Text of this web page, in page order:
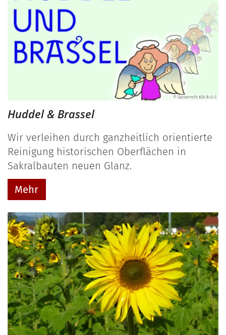
© Sassenroth KGV B-G-S
Huddel & Brassel
Wir verleihen durch ganzheitlich orientierte
Reinigung historischen Oberflächen in
Sakralbauten neuen Glanz.
Mehr